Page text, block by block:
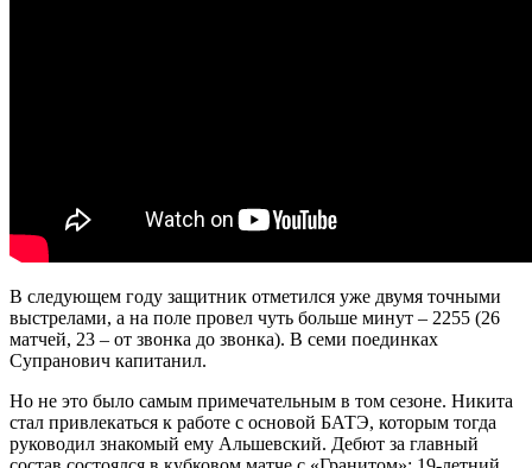
В следующем году защитник отметился уже двумя точными
выстрелами, а на поле провел чуть больше минут – 2255 (26
матчей, 23 – от звонка до звонка). В семи поединках
Супранович капитанил.
Но не это было самым примечательным в том сезоне. Никита
стал привлекаться к работе с основой БАТЭ, которым тогда
руководил знакомый ему Альшевский. Дебют за главный